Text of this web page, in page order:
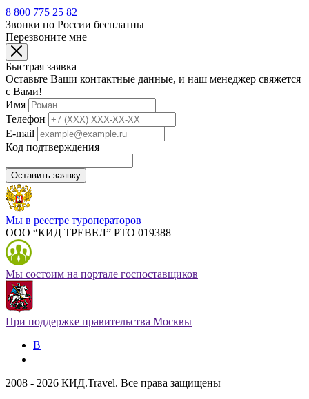
8 800 775 25 82
Звонки по России бесплатны
Перезвоните мне
Быстрая заявка
Оставьте Ваши контактные данные, и наш менеджер свяжется
с Вами!
Имя
Телефон
E-mail
Код подтверждения
Оставить заявку
Мы в реестре туроператоров
ООО “КИД ТРЕВЕЛ” РТО 019388
Мы состоим на портале госпоставщиков
При поддержке правительства Москвы
В
2008 - 2026 КИД.Travel. Все права защищены